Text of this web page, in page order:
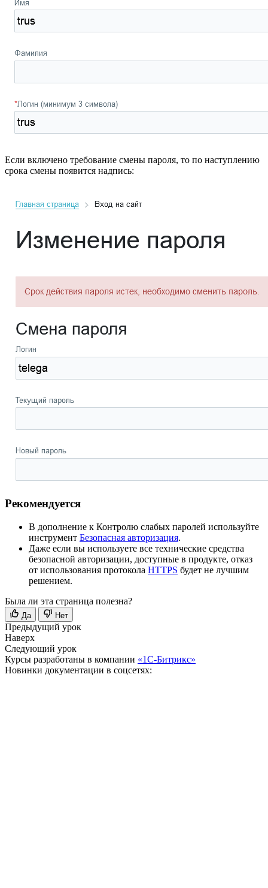
Если включено требование смены пароля, то по наступлению
срока смены появится надпись:
Рекомендуется
В дополнение к Контролю слабых паролей используйте
инструмент Безопасная авторизация.
Даже если вы используете все технические средства
безопасной авторизации, доступные в продукте, отказ
от использования протокола HTTPS будет не лучшим
решением.
Была ли эта страница полезна?
Да Нет
Предыдущий урок
Наверх
Следующий урок
Курсы разработаны в компании «1С-Битрикс»
Новинки документации в соцсетях: